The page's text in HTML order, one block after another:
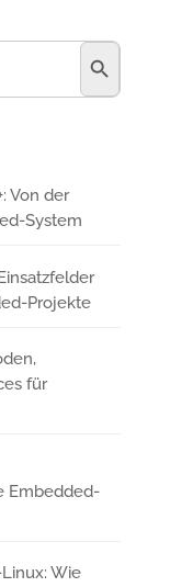
Von der
System
Projekte
für
Embedded-
Wie